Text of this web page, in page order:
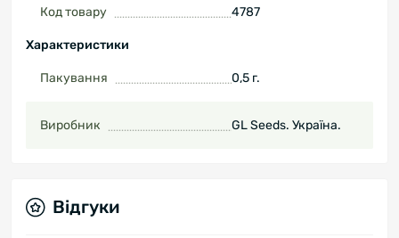
Код товару 4787
Характеристики
Пакування 0,5 г.
Виробник GL Seeds. Україна.
Відгуки